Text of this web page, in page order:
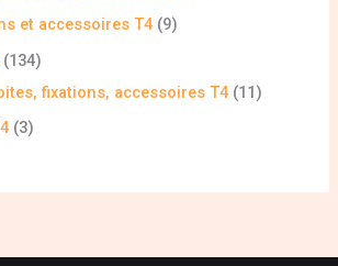
et accessoires T4 9
134
fixations, accessoires T4 11
3